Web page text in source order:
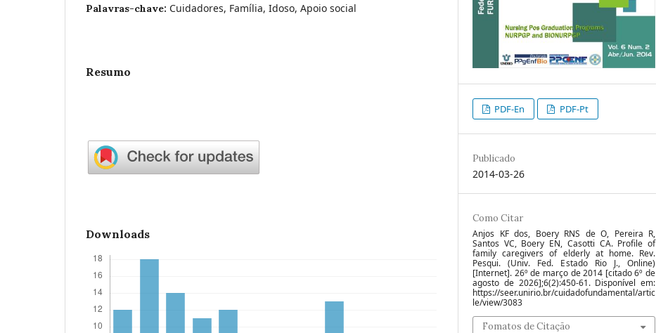
Palavras-chave: Cuidadores, Família, Idoso, Apoio social
Resumo
Downloads
PDF-En PDF-Pt
Publicado
2014-03-26
Como Citar
Anjos KF dos, Boery RNS de O, Pereira R,
Santos VC, Boery EN, Casotti CA. Profile of
family caregivers of elderly at home. Rev.
Pesqui. (Univ. Fed. Estado Rio J., Online)
[Internet]. 26º de março de 2014 [citado 6º de
agosto de 2026];6(2):450-61. Disponível em:
https://seer.unirio.br/cuidadofundamental/artic
le/view/3083
Fomatos de Citação